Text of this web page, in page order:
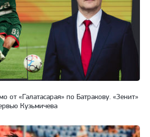
от «Галатасарая» по Батракову. «Зенит»
Кузьмичева